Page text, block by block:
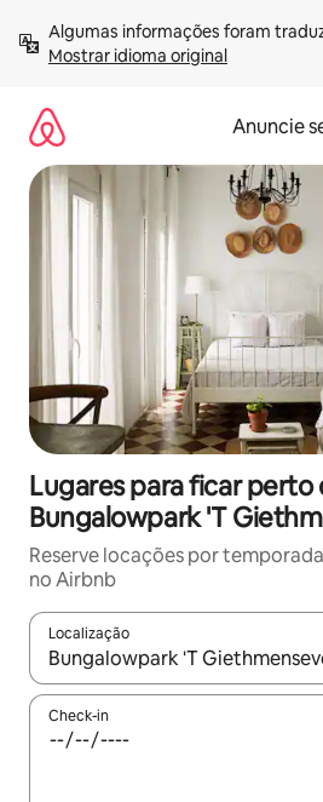
para
Mostrar idioma original
Anuncie
Lugares para ficar perto
Bungalowpark 'T
Reserve locações por
no Airbnb
Localização
Quando os resultados estiverem
Check-in